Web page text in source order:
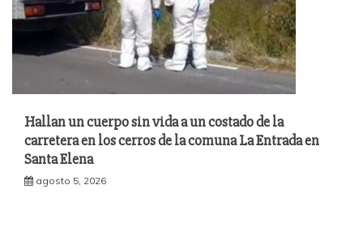
Hallan un cuerpo sin vida a un costado de la
carretera en los cerros de la comuna La Entrada en
Santa Elena
agosto 5, 2026